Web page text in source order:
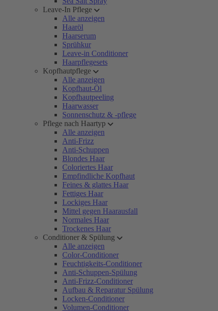
Leave-In Pflege
Alle anzeigen
Haaröl
Haarserum
Sprühkur
Leave-in Conditioner
Haarpflegesets
Kopfhautpflege
Alle anzeigen
Kopfhaut-Öl
Kopfhautpeeling
Haarwasser
Sonnenschutz & -pflege
Pflege nach Haartyp
Alle anzeigen
Anti-Frizz
Anti-Schuppen
Blondes Haar
Coloriertes Haar
Empfindliche Kopfhaut
Feines & glattes Haar
Fettiges Haar
Lockiges Haar
Mittel gegen Haarausfall
Normales Haar
Trockenes Haar
Conditioner & Spülung
Alle anzeigen
Color-Conditioner
Feuchtigkeits-Conditioner
Anti-Schuppen-Spülung
Anti-Frizz-Conditioner
Aufbau & Reparatur Spülung
Locken-Conditioner
Volumen-Conditioner